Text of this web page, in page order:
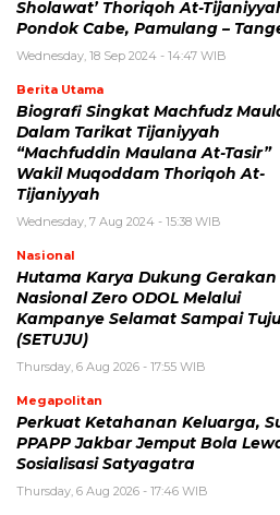
Sholawat’ Thoriqoh At-
Pondok Cabe, Pamulang –
Wednesday, 18 Sep 2024 - 14:47 WIB
Berita Utama
Biografi Singkat Machfudz
Dalam Tarikat Tijaniyyah
“Machfuddin Maulana At-Tasir”
Wakil Muqoddam Thoriqoh At-
Tijaniyyah
Wednesday, 7 Aug 2024 - 15:38 WIB
Nasional
Hutama Karya Dukung Gerakan
Nasional Zero ODOL Melalui
Kampanye Selamat Sampai
(SETUJU)
Thursday, 6 Aug 2026 - 17:55 WIB
Megapolitan
Perkuat Ketahanan Keluarga,
PPAPP Jakbar Jemput Bola
Sosialisasi Satyagatra
Thursday, 6 Aug 2026 - 17:46 WIB